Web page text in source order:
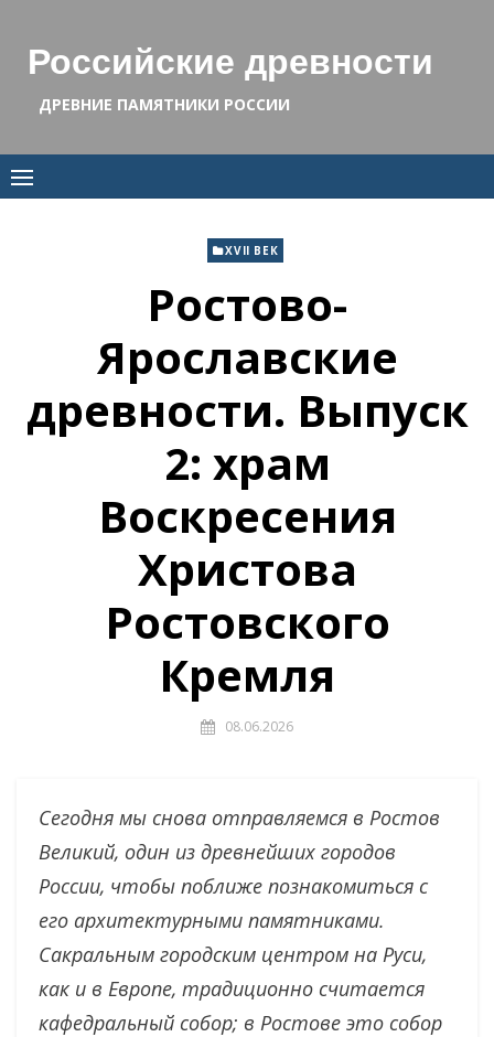
contentРоссийские древности
ДРЕВНИЕ ПАМЯТНИКИ РОССИИ
XVII ВЕК
Ростово-
Ярославские
древности. Выпуск
2: храм
Воскресения
Христова
Ростовского
Кремля
08.06.2026
Сегодня мы снова отправляемся в Ростов
Великий, один из древнейших городов
России, чтобы поближе познакомиться с
его архитектурными памятниками.
Сакральным городским центром на Руси,
как и в Европе, традиционно считается
кафедральный собор; в Ростове это собор